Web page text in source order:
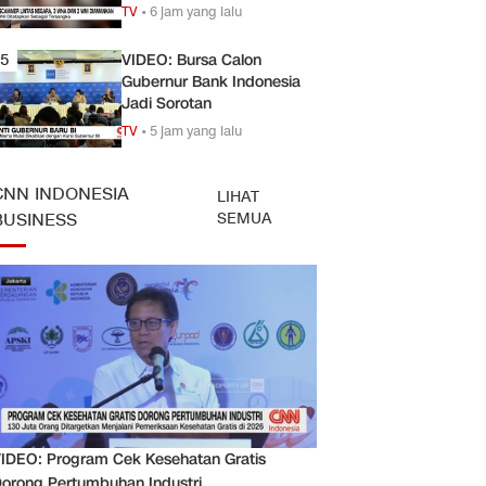
TV •6 jam yang lalu
5
VIDEO: Bursa Calon
Gubernur Bank Indonesia
Jadi Sorotan
TV • 5 jam yang lalu
INDONESIA
LIHAT
SEMUA
Program Cek Kesehatan Gratis